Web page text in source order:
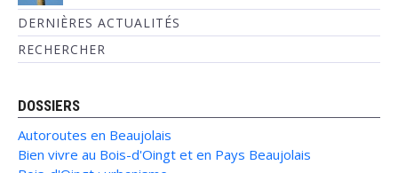
DERNIÈRES ACTUALITÉS
RECHERCHER
DOSSIERS
Autoroutes en Beaujolais
Bien vivre au Bois-d'Oingt et en Pays Beaujolais